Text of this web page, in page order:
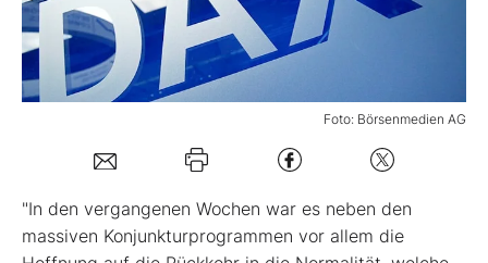
Mein B:O
Mein Konto
Folgen Sie uns
Kontakt
Foto: Börsenmedien AG
"In den vergangenen Wochen war es neben den
massiven Konjunkturprogrammen vor allem die